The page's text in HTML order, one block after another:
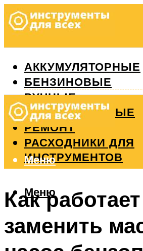
АККУМУЛЯТОРНЫЕ
БЕНЗИНОВЫЕ
РУЧНЫЕ
ИЗМЕРИТЕЛЬНЫЕ
РЕМОНТ
РАСХОДНИКИ ДЛЯ
ИНСТРУМЕНТОВ
Меню
Меню
Как
заменить